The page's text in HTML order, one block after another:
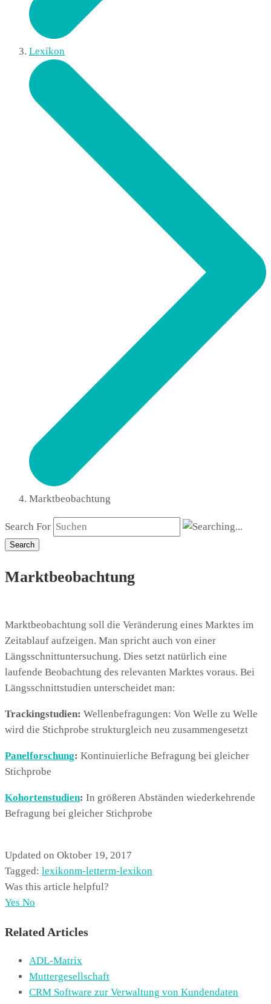
Lexikon
Marktbeobachtung
Search For
Search
Marktbeobachtung
Marktbeobachtung soll die Veränderung eines Marktes im
Zeitablauf aufzeigen. Man spricht auch von einer
Längsschnittuntersuchung. Dies setzt natürlich eine
laufende Beobachtung des relevanten Marktes voraus. Bei
Längsschnittstudien unterscheidet man:
Trackingstudien: Wellenbefragungen: Von Welle zu Welle
wird die Stichprobe strukturgleich neu zusammengesetzt
Panelforschung: Kontinuierliche Befragung bei gleicher
Stichprobe
Kohortenstudien: In größeren Abständen wiederkehrende
Befragung bei gleicher Stichprobe
Updated on Oktober 19, 2017
Tagged: lexikonm-letterm-lexikon
Was this article helpful?
Yes No
Related Articles
ADL-Matrix
Muttergesellschaft
CRM Software zur Verwaltung von Kundendaten